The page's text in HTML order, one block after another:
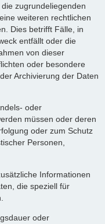
zugrundeliegenden
weiteren rechtlichen
Dies betrifft Fälle, in
entfällt oder die
von dieser
oder besondere
Archivierung der Daten
oder
müssen oder deren
oder zum Schutz
Personen,
Informationen
die speziell für
oder